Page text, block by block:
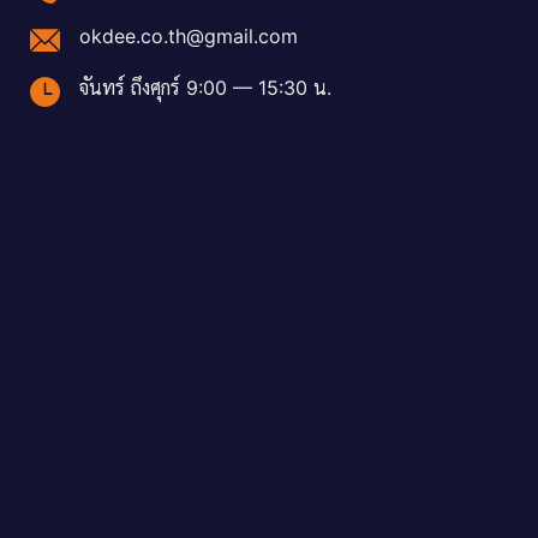
okdee.co.th@gmail.com
จันทร์ ถึงศุกร์ 9:00 — 15:30 น.